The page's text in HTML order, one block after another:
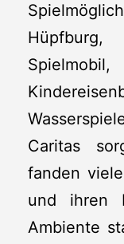
Hüpfburg,
Caritas
fanden
und ihren
Ambiente